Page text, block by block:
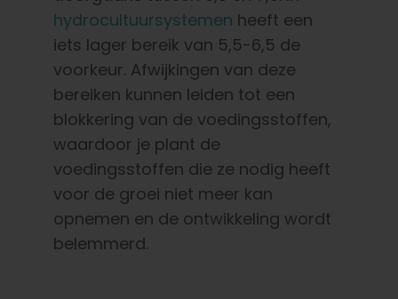
hydrocultuursystemen heeft een
iets lager bereik van 5,5-6,5 de
voorkeur. Afwijkingen van deze
bereiken kunnen leiden tot een
blokkering van de voedingsstoffen,
waardoor je plant de
voedingsstoffen die ze nodig heeft
voor de groei niet meer kan
opnemen en de ontwikkeling wordt
belemmerd.